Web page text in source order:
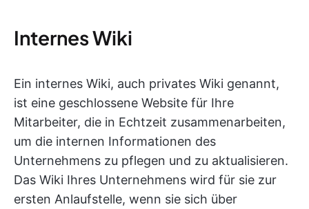
Internes Wiki
Ein internes Wiki, auch privates Wiki genannt,
ist eine geschlossene Website für Ihre
Mitarbeiter, die in Echtzeit zusammenarbeiten,
um die internen Informationen des
Unternehmens zu pflegen und zu aktualisieren.
Das Wiki Ihres Unternehmens wird für sie zur
ersten Anlaufstelle, wenn sie sich über